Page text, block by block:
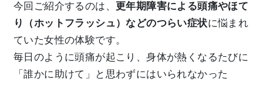
今回ご紹介するのは、 更年期障害による頭痛やほて
り（ホットフラッシュ）などのつらい症状に悩まれ
ていた女性の体験です。
毎日のように頭痛が起こり、身体が熱くなるたびに
「誰かに助けて」と思わずにはいられなかった